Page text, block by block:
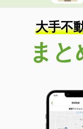
大手不
まと